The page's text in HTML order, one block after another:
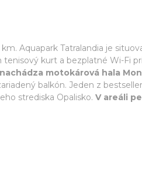
Aquapark Tatralandia je
tenisový kurt a bezplatné Wi-Fi
motokárová hala
balkón. Jeden z
strediska Opalisko. V areáli